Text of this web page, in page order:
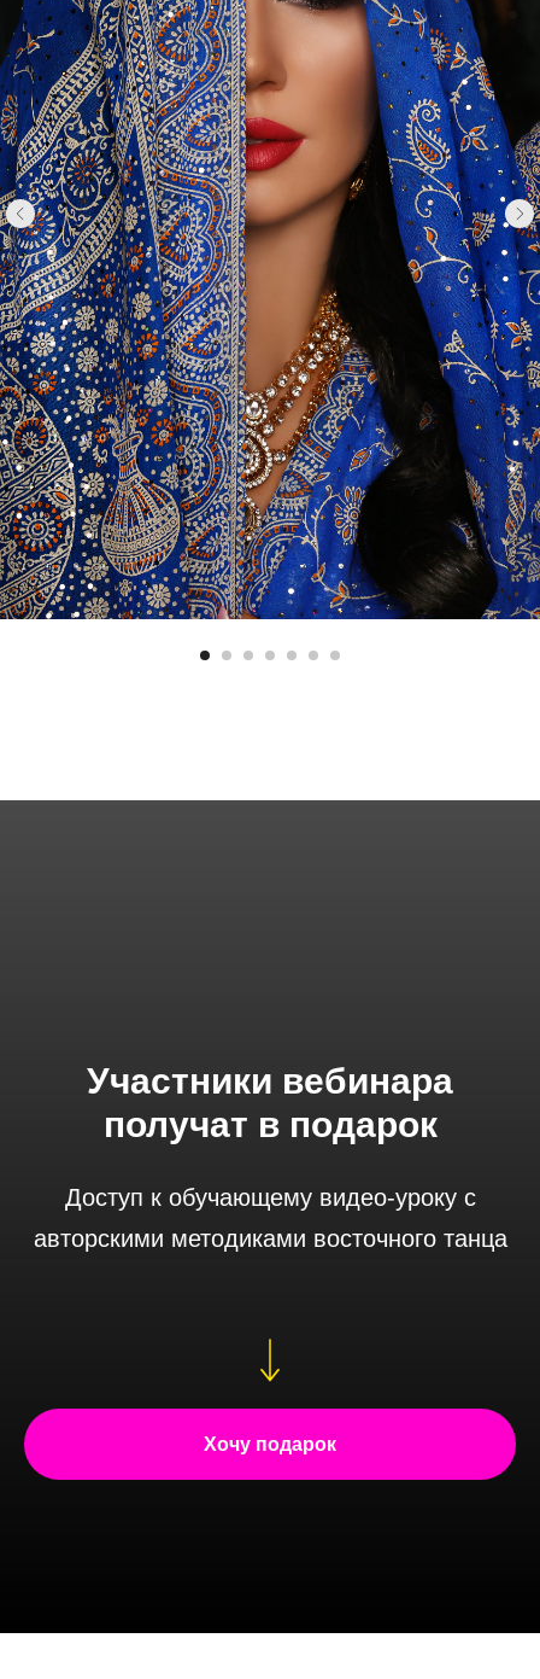
Участники вебинара
получат в подарок
Доступ к обучающему видео-уроку с
авторскими методиками восточного танца
Хочу подарок